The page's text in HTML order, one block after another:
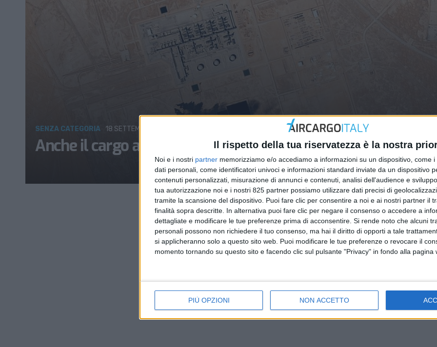
Il rispetto della tua riservatezza è la nostra
Noi e i nostri partner memorizziamo e/o accediamo a informazioni su un dispositivo, come
dati personali, come identificatori univoci e informazioni standard inviate da un dispositivo
contenuti personalizzati, misurazione di annunci e contenuti, analisi dell'audience e
tua autorizzazione noi e i nostri 825 partner possiamo utilizzare dati precisi di
tramite la scansione del dispositivo. Puoi fare clic per consentire a noi e ai nostri partner il
finalità sopra descritte. In alternativa puoi fare clic per negare il consenso o accedere a
dettagliate e modificare le tue preferenze prima di acconsentire. Si rende noto che alcuni
personali possono non richiedere il tuo consenso, ma hai il diritto di opporti a tale
si applicheranno solo a questo sito web. Puoi modificare le tue preferenze o revocare il
momento tornando su questo sito e facendo clic sul pulsante "Privacy" in fondo alla pagina
PIÙ OPZIONI NON ACCETTO
Anche il cargo aereo colpito dagli attacchi all’Arabia Saudita
SENZA CATEGORIA 18 SETTEMBRE 2019